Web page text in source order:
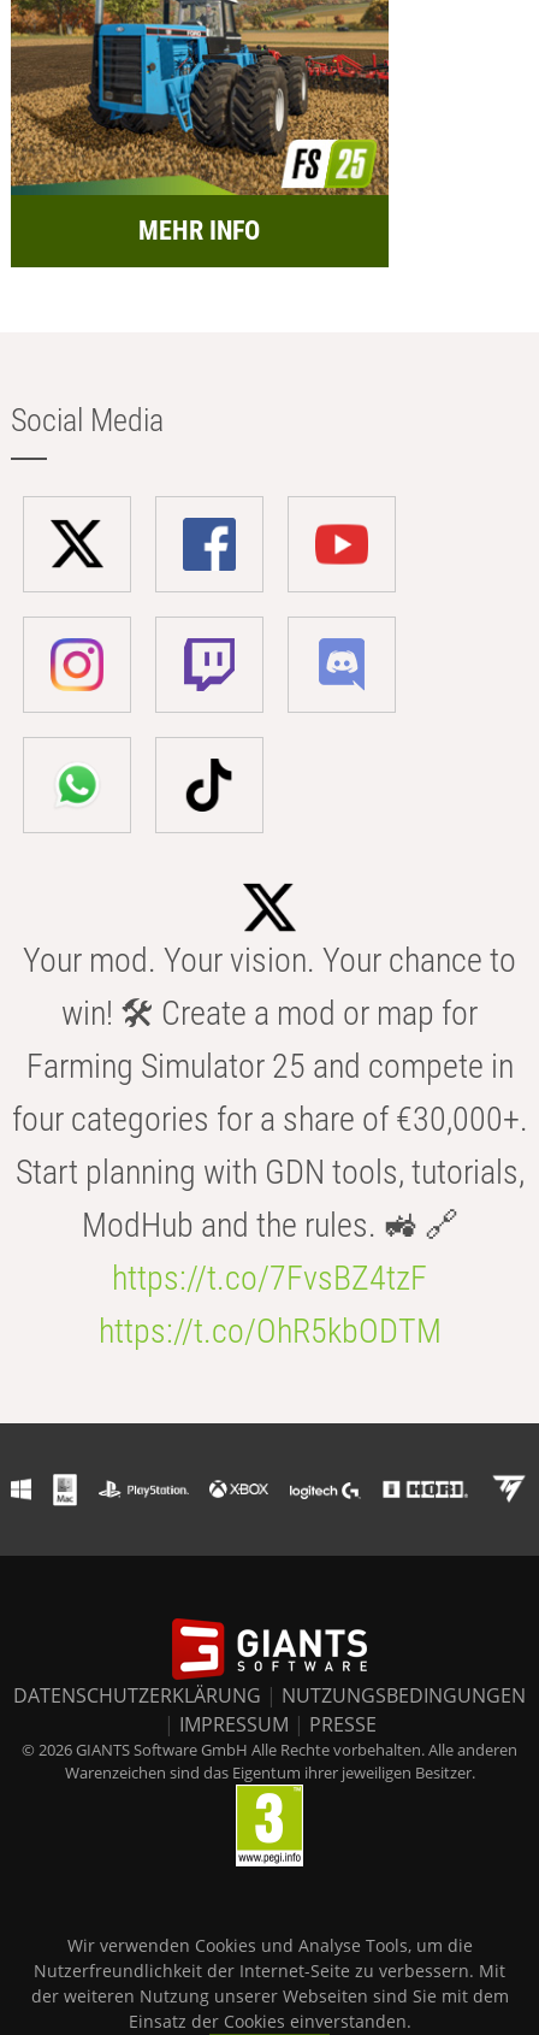
MEHR INFO
Social Media
Your mod. Your vision. Your chance to
win! 🛠️ Create a mod or map for
Farming Simulator 25 and compete in
four categories for a share of €30,000+.
Start planning with GDN tools, tutorials,
ModHub and the rules. 🚜 🔗
https://t.co/7FvsBZ4tzF
https://t.co/OhR5kbODTM
DATENSCHUTZERKLÄRUNG | NUTZUNGSBEDINGUNGEN
| IMPRESSUM | PRESSE
© 2026 GIANTS Software GmbH Alle Rechte vorbehalten. Alle anderen
Warenzeichen sind das Eigentum ihrer jeweiligen Besitzer.
Wir verwenden Cookies und Analyse Tools, um die
Nutzerfreundlichkeit der Internet-Seite zu verbessern. Mit
der weiteren Nutzung unserer Webseiten sind Sie mit dem
Einsatz der Cookies einverstanden.